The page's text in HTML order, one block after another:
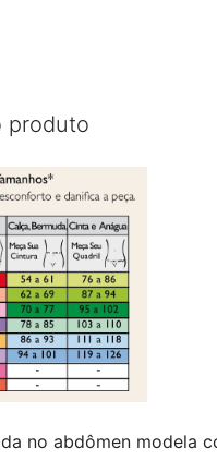
produto
no abdômen modela